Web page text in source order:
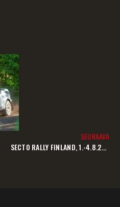
SEURAAVA
SECTO RALLY FINLAND, 1.-4.8.2024